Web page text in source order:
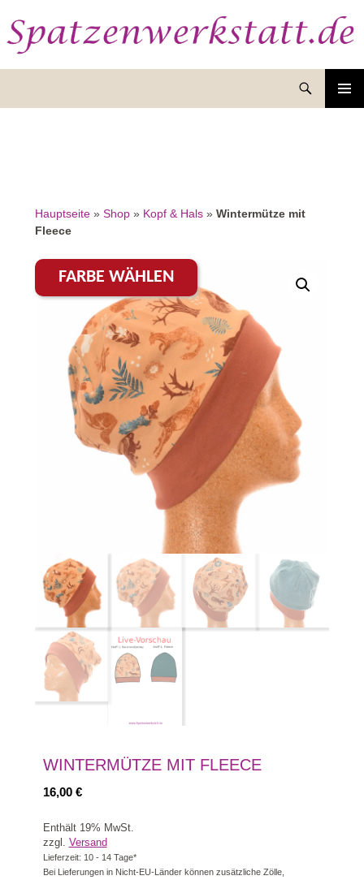
Hauptseite» Shop» Kopf & Hals» Wintermütze mit
Fleece
FARBE WÄHLEN
WINTERMÜTZE MIT FLEECE
16,00 €
Enthält 19% MwSt.
zzgl. Versand
Lieferzeit: 10 - 14 Tage*
Bei Lieferungen in Nicht-EU-Länder können zusätzliche Zölle,